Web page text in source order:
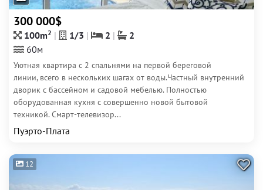
300 000$
100m2 1/3 2
2
60м
Уютная квартира с 2 спальнями на первой береговой
линии, всего в нескольких шагах от воды.Частный внутренний
дворик с бассейном и садовой мебелью. Полностью
оборудованная кухня с совершенно новой бытовой
техникой. Смарт-телевизор...
Пуэрто-Плата
12